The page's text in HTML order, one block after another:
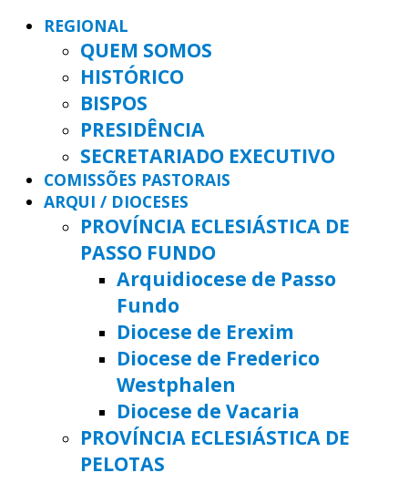
REGIONAL
QUEM SOMOS
HISTÓRICO
BISPOS
PRESIDÊNCIA
SECRETARIADO EXECUTIVO
COMISSÕES PASTORAIS
ARQUI / DIOCESES
PROVÍNCIA ECLESIÁSTICA DE
PASSO FUNDO
Arquidiocese de Passo
Fundo
Diocese de Erexim
Diocese de Frederico
Westphalen
Diocese de Vacaria
PROVÍNCIA ECLESIÁSTICA DE
PELOTAS